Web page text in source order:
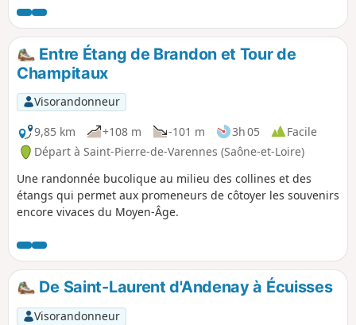
aucun en dehors de la belle saison.
Entre Étang de Brandon et Tour de
Champitaux
Visorandonneur
9,85 km
+108 m -101 m 3h 05
Facile
Départ à Saint-Pierre-de-Varennes (Saône-et-Loire)
Une randonnée bucolique au milieu des collines et des
étangs qui permet aux promeneurs de côtoyer les souvenirs
encore vivaces du Moyen-Âge.
De Saint-Laurent d'Andenay à Écuisses
Visorandonneur